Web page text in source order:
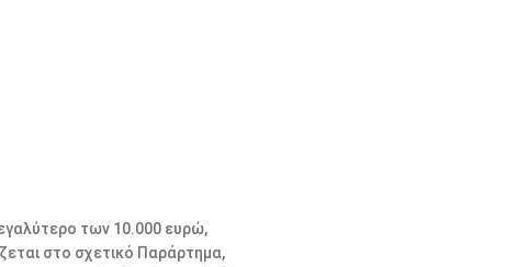
των 10.000 ευρώ,
στο σχετικό Παράρτημα,